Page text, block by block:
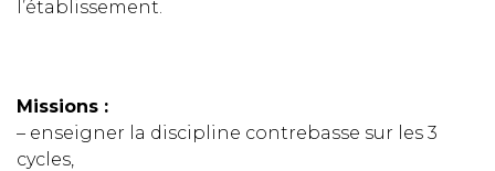
l’établissement.
Missions :
– enseigner la discipline contrebasse sur les 3
cycles,